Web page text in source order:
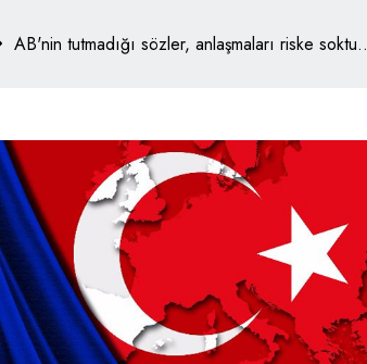
AB'nin tutmadığı sözler, anlaşmaları riske soktu..